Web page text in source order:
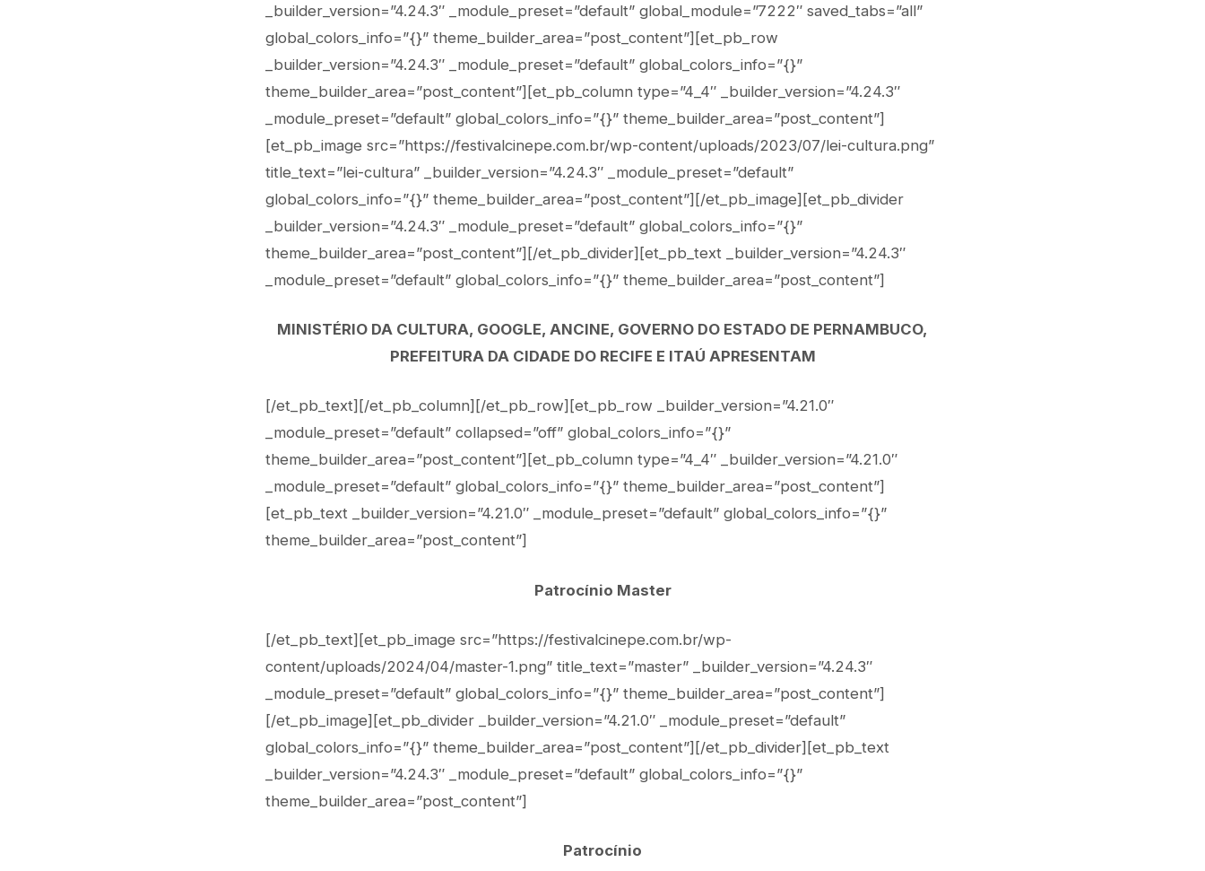
_builder_version=”4.24.3″ _module_preset=”default” global_module=”7222″ saved_tabs=”all”
global_colors_info=”{}” theme_builder_area=”post_content”][et_pb_row
_builder_version=”4.24.3″ _module_preset=”default” global_colors_info=”{}”
theme_builder_area=”post_content”][et_pb_column type=”4_4″ _builder_version=”4.24.3″
_module_preset=”default” global_colors_info=”{}” theme_builder_area=”post_content”]
[et_pb_image src=”https://festivalcinepe.com.br/wp-content/uploads/2023/07/lei-cultura.png”
title_text=”lei-cultura” _builder_version=”4.24.3″ _module_preset=”default”
global_colors_info=”{}” theme_builder_area=”post_content”][/et_pb_image][et_pb_divider
_builder_version=”4.24.3″ _module_preset=”default” global_colors_info=”{}”
theme_builder_area=”post_content”][/et_pb_divider][et_pb_text _builder_version=”4.24.3″
_module_preset=”default” global_colors_info=”{}” theme_builder_area=”post_content”]
MINISTÉRIO DA CULTURA, GOOGLE, ANCINE, GOVERNO DO ESTADO DE PERNAMBUCO,
PREFEITURA DA CIDADE DO RECIFE E ITAÚ APRESENTAM
[/et_pb_text][/et_pb_column][/et_pb_row][et_pb_row _builder_version=”4.21.0″
_module_preset=”default” collapsed=”off” global_colors_info=”{}”
theme_builder_area=”post_content”][et_pb_column type=”4_4″ _builder_version=”4.21.0″
_module_preset=”default” global_colors_info=”{}” theme_builder_area=”post_content”]
[et_pb_text _builder_version=”4.21.0″ _module_preset=”default” global_colors_info=”{}”
theme_builder_area=”post_content”]
Patrocínio Master
[/et_pb_text][et_pb_image src=”https://festivalcinepe.com.br/wp-
content/uploads/2024/04/master-1.png” title_text=”master” _builder_version=”4.24.3″
_module_preset=”default” global_colors_info=”{}” theme_builder_area=”post_content”]
[/et_pb_image][et_pb_divider _builder_version=”4.21.0″ _module_preset=”default”
global_colors_info=”{}” theme_builder_area=”post_content”][/et_pb_divider][et_pb_text
_builder_version=”4.24.3″ _module_preset=”default” global_colors_info=”{}”
theme_builder_area=”post_content”]
Patrocínio